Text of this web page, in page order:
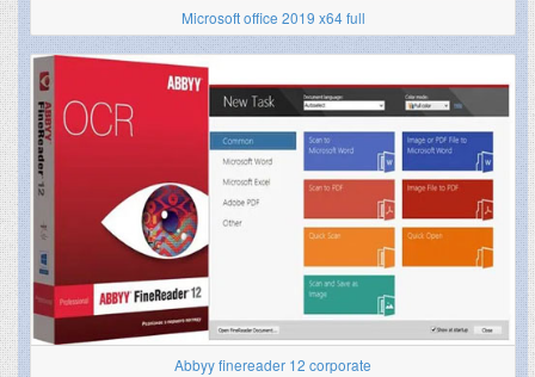
Microsoft office 2019 x64 full
Abbyy finereader 12 corporate